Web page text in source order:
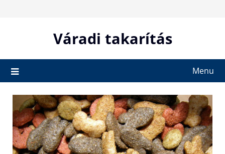
Váradi takarítás
Menu